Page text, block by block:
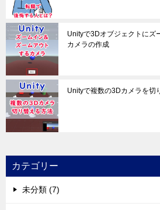
Unityで3Dオブジェクトにズ
カメラの作成
Unityで複数の3Dカメラを切
カテゴリー
未分類 (7)